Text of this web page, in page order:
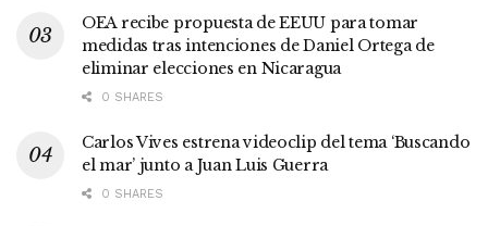
OEA recibe propuesta de EEUU para tomar
medidas tras intenciones de Daniel Ortega de
eliminar elecciones en Nicaragua
0 SHARES
Carlos Vives estrena videoclip del tema ‘Buscando
el mar’ junto a Juan Luis Guerra
0 SHARES